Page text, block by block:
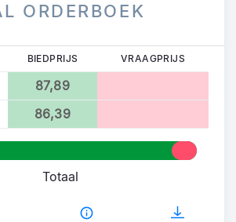
ORDERBOEK
BIEDPRIJS VRAAGPRIJS
87,89
86,39
Totaal